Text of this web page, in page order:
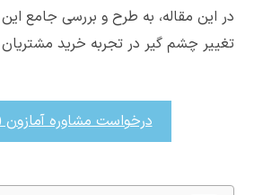
در این مقاله، به طرح و بررسی جامع
تغییر چشم گیر در تجربه خرید
درخواست مشاوره آمازون